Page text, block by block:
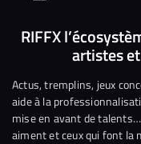
nous
Facebook
nous
sur
RIFFX
artistes
Actus, tremplins, jeux
aide à la
mise en avant de talents…
aiment et ceux qui font la